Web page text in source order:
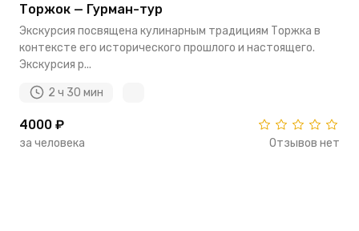
Торжок — Гурман-тур
Экскурсия посвящена кулинарным традициям Торжка в
контексте его исторического прошлого и настоящего.
Экскурсия р...
2 ч 30 мин
4000 ₽
за человека Отзывов нет